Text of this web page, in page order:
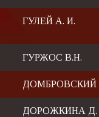
ГУЛЕЙ А. И.
ГУРЖОС В.Н.
ДОМБРОВСКИЙ
ДОРОЖКИНА Д.